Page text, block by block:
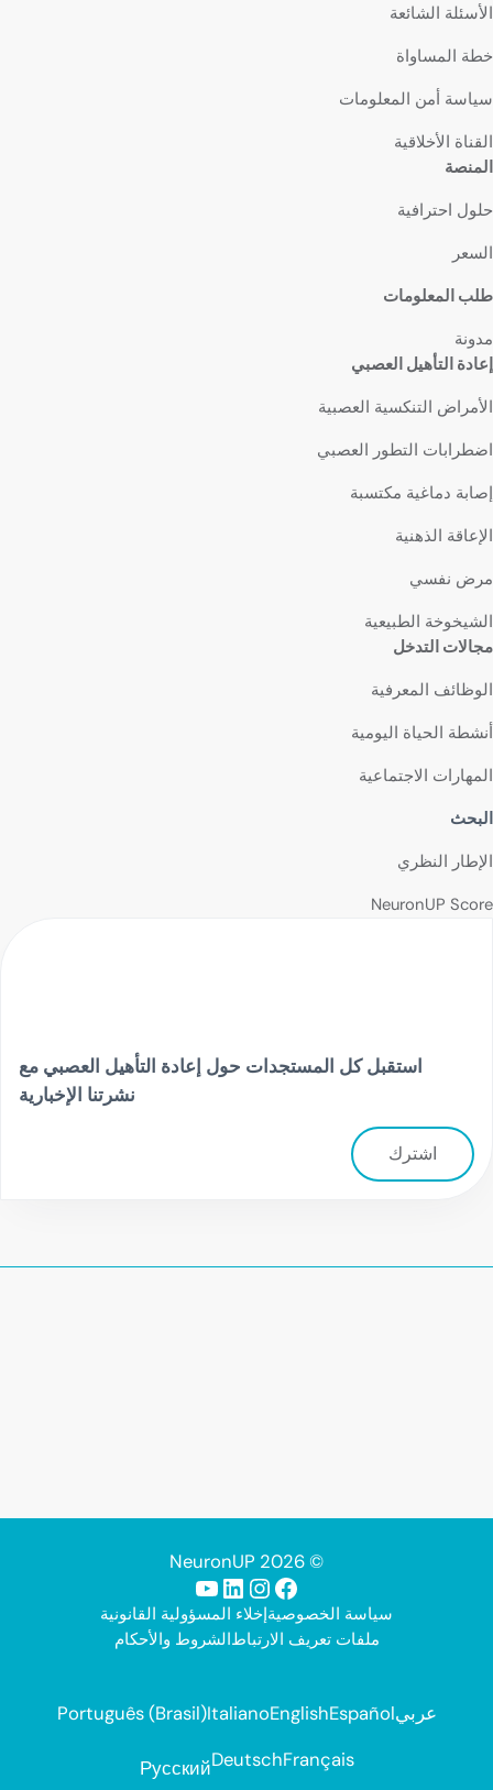
الأسئلة الشائعة
خطة المساواة
سياسة أمن المعلومات
القناة الأخلاقية
المنصة
حلول احترافية
السعر
طلب المعلومات
مدونة
إعادة التأهيل العصبي
الأمراض التنكسية العصبية
اضطرابات التطور العصبي
إصابة دماغية مكتسبة
الإعاقة الذهنية
مرض نفسي
الشيخوخة الطبيعية
مجالات التدخل
الوظائف المعرفية
أنشطة الحياة اليومية
المهارات الاجتماعية
البحث
الإطار النظري
NeuronUP Score
استقبل كل المستجدات حول إعادة التأهيل العصبي مع
نشرتنا الإخبارية
اشترك
© 2026 NeuronUP
فيسبوك
إنستجرام
لينكد إن
يوتيوب
سياسة الخصوصيةإخلاء المسؤولية القانونية
ملفات تعريف الارتباطالشروط والأحكام
عربيEspañol
English
Italiano
Português (Brasil)
Français
Deutsch
Русский